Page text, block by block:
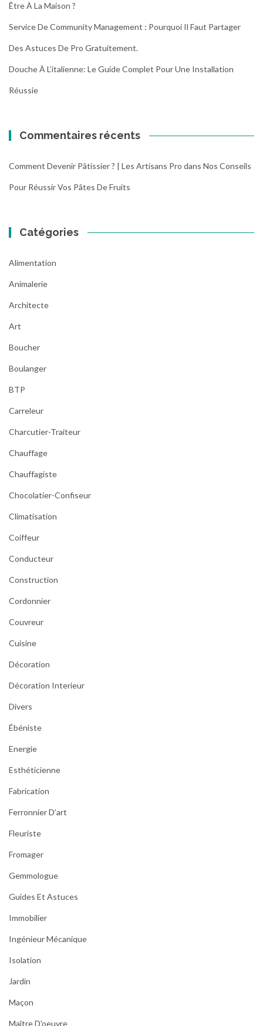
Être À La Maison ?
Service De Community Management : Pourquoi Il Faut Partager
Des Astuces De Pro Gratuitement.
Douche À L’italienne: Le Guide Complet Pour Une Installation
Réussie
Commentaires récents
Comment Devenir Pâtissier ? | Les Artisans Pro dans Nos Conseils
Pour Réussir Vos Pâtes De Fruits
Catégories
Alimentation
Animalerie
Architecte
Art
Boucher
Boulanger
BTP
Carreleur
Charcutier-Traiteur
Chauffage
Chauffagiste
Chocolatier-Confiseur
Climatisation
Coiffeur
Conducteur
Construction
Cordonnier
Couvreur
Cuisine
Décoration
Décoration Interieur
Divers
Ébéniste
Energie
Esthéticienne
Fabrication
Ferronnier D’art
Fleuriste
Fromager
Gemmologue
Guides Et Astuces
Immobilier
Ingénieur Mécanique
Isolation
Jardin
Maçon
Maître D'oeuvre